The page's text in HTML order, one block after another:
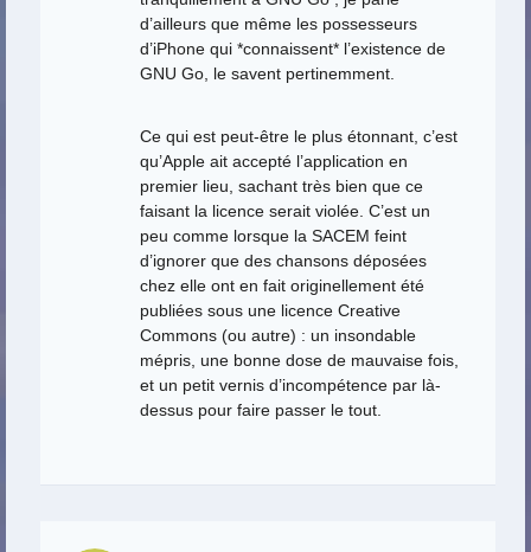
d’ailleurs que même les possesseurs
d’iPhone qui *connaissent* l’existence de
GNU Go, le savent pertinemment.
Ce qui est peut-être le plus étonnant, c’est
qu’Apple ait accepté l’application en
premier lieu, sachant très bien que ce
faisant la licence serait violée. C’est un
peu comme lorsque la SACEM feint
d’ignorer que des chansons déposées
chez elle ont en fait originellement été
publiées sous une licence Creative
Commons (ou autre) : un insondable
mépris, une bonne dose de mauvaise fois,
et un petit vernis d’incompétence par là-
dessus pour faire passer le tout.